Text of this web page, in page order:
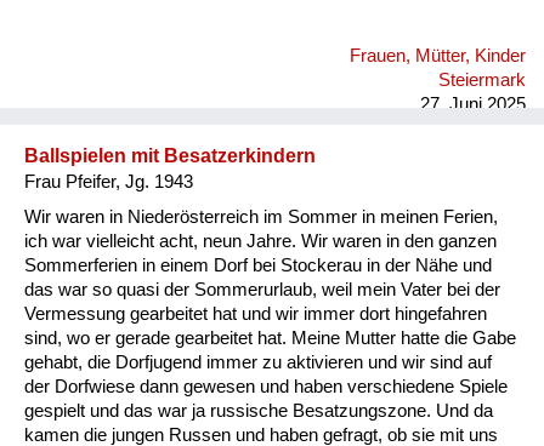
Angst. Da haben wir im Personalhaus einen Keller gehabt, da
sind wir reingegangen. Da sind wir geblieben, bis Entwarnung
Frauen, Mütter, Kinder
Steiermark
27. Juni 2025
Ballspielen mit Besatzerkindern
Frau Pfeifer, Jg. 1943
Wir waren in Niederösterreich im Sommer in meinen Ferien,
ich war vielleicht acht, neun Jahre. Wir waren in den ganzen
Sommerferien in einem Dorf bei Stockerau in der Nähe und
das war so quasi der Sommerurlaub, weil mein Vater bei der
Vermessung gearbeitet hat und wir immer dort hingefahren
sind, wo er gerade gearbeitet hat. Meine Mutter hatte die Gabe
gehabt, die Dorfjugend immer zu aktivieren und wir sind auf
der Dorfwiese dann gewesen und haben verschiedene Spiele
gespielt und das war ja russische Besatzungszone. Und da
kamen die jungen Russen und haben gefragt, ob sie mit uns